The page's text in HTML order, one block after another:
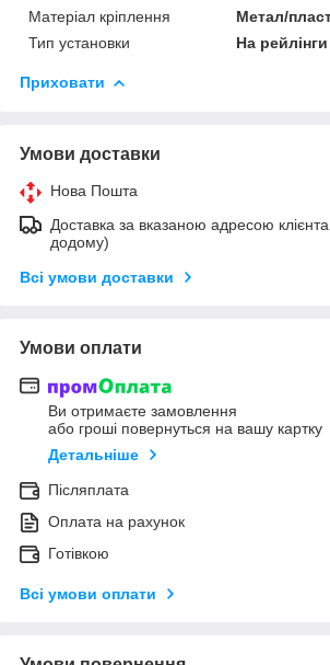
Матеріал кріплення
Метал/
Тип установки
На рейлінги
Приховати
Умови доставки
Нова Пошта
Доставка за вказаною адресою
додому)
Всі умови доставки
Умови оплати
Ви отримаєте замовлення
або гроші повернуться на вашу картку
Детальніше
Післяплата
Оплата на рахунок
Готівкою
Всі умови оплати